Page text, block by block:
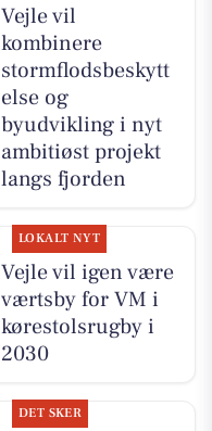
Vejle vil
kombinere
stormflodsbeskytt
else og
byudvikling i nyt
ambitiøst projekt
langs fjorden
LOKALT NYT
Vejle vil igen være
værtsby for VM i
kørestolsrugby i
2030
DET SKER